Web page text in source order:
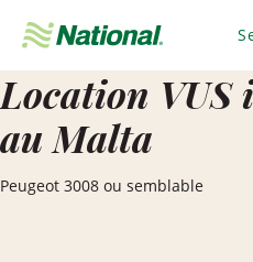
navigation
Location
au Malta
Peugeot 3008 ou semblable